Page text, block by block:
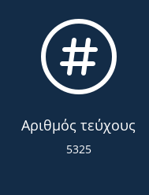

Αριθμός τεύχους
5325